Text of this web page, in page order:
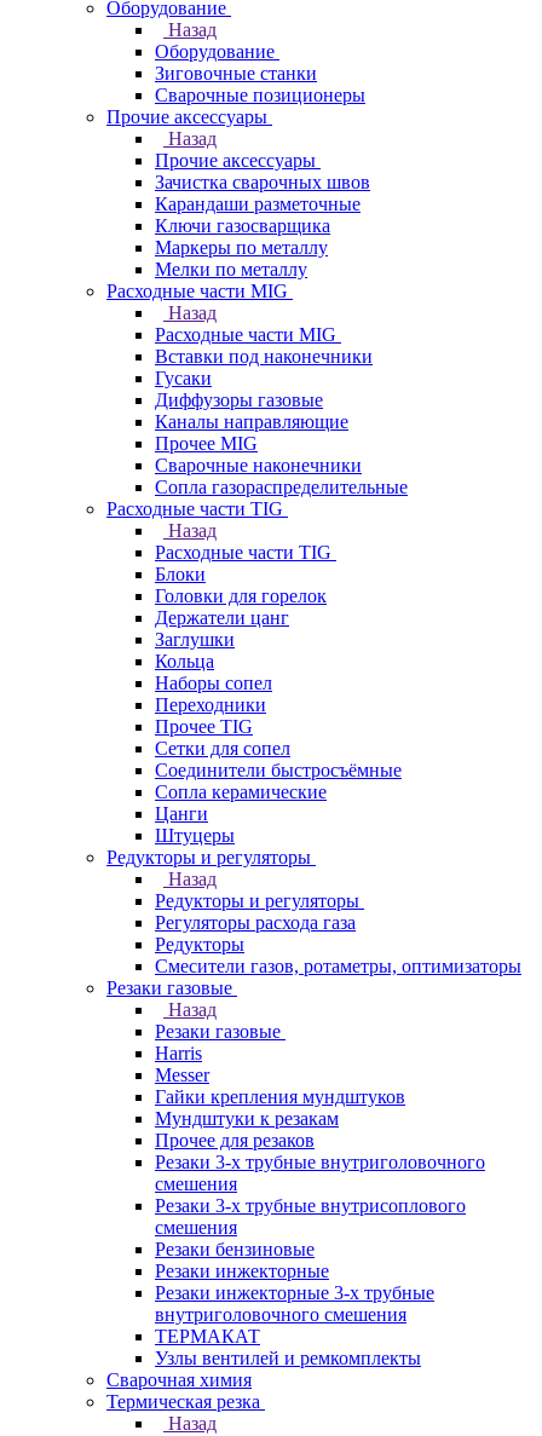
Оборудование
Назад
Оборудование
Зиговочные станки
Сварочные позиционеры
Прочие аксессуары
Назад
Прочие аксессуары
Зачистка сварочных швов
Карандаши разметочные
Ключи газосварщика
Маркеры по металлу
Мелки по металлу
Расходные части MIG
Назад
Расходные части MIG
Вставки под наконечники
Гусаки
Диффузоры газовые
Каналы направляющие
Прочее MIG
Сварочные наконечники
Сопла газораспределительные
Расходные части TIG
Назад
Расходные части TIG
Блоки
Головки для горелок
Держатели цанг
Заглушки
Кольца
Наборы сопел
Переходники
Прочее TIG
Сетки для сопел
Соединители быстросъёмные
Сопла керамические
Цанги
Штуцеры
Редукторы и регуляторы
Назад
Редукторы и регуляторы
Регуляторы расхода газа
Редукторы
Смесители газов, ротаметры, оптимизаторы
Резаки газовые
Назад
Резаки газовые
Harris
Messer
Гайки крепления мундштуков
Мундштуки к резакам
Прочее для резаков
Резаки 3-х трубные внутриголовочного
смешения
Резаки 3-х трубные внутрисоплового
смешения
Резаки бензиновые
Резаки инжекторные
Резаки инжекторные 3-х трубные
внутриголовочного смешения
ТЕРМАКАТ
Узлы вентилей и ремкомплекты
Сварочная химия
Термическая резка
Назад